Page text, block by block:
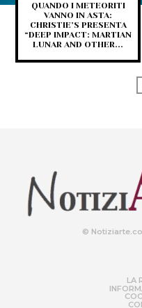
QUANDO I METEORITI
VANNO IN ASTA:
CHRISTIE’S PRESENTA
“DEEP IMPACT: MARTIAN
LUNAR AND OTHER...
©
LA